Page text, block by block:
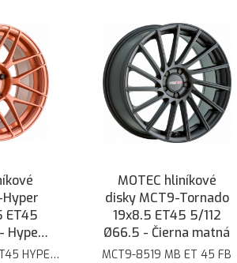
Hyper
ET45
Hyper
HYPER
MOTEC hliníkové
disky MCT9-Tornado
19x8.5 ET45 5/112
Ø66.5 - Čierna matná
MCT9-8519 MB ET 45 FB